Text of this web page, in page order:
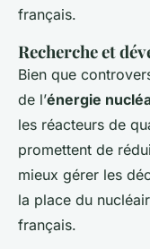
français.
Recherche et
Bien que
de l’énergie
les réacteurs de
promettent de
mieux gérer les
la place du
français.